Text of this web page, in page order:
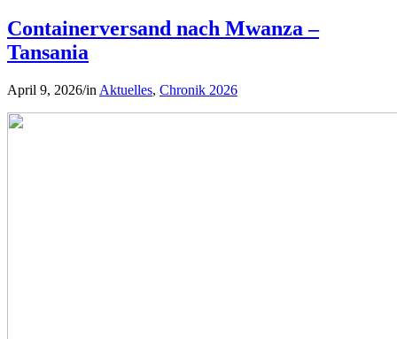
Containerversand nach Mwanza –
Tansania
April 9, 2026/in Aktuelles, Chronik 2026